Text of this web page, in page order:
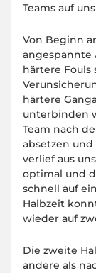
Teams auf
Von Beginn
angespannte
härtere Fouls
härtere
unterbinden
Team nach
absetzen und
verlief aus
optimal und
schnell auf
Halbzeit
wieder auf
Die zweite
andere als